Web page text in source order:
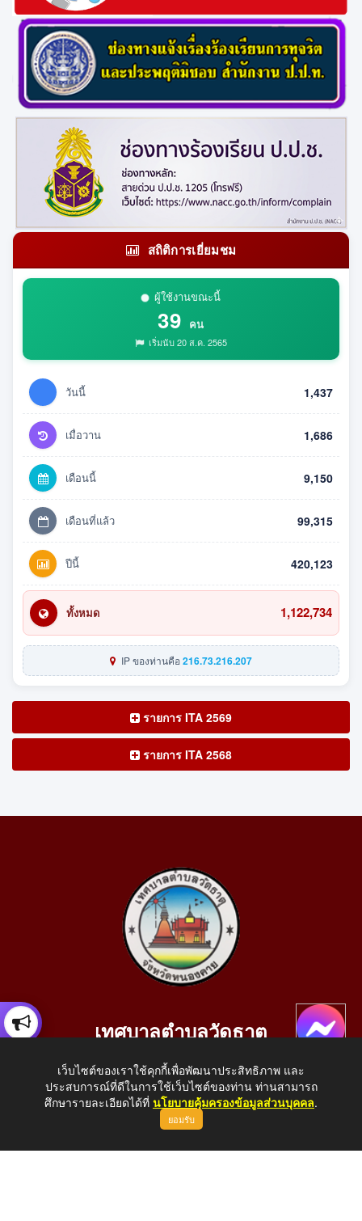
สถิติการเยี่ยมชม
ผู้ใช้งานขณะนี้
39 คน
เริ่มนับ 20 ส.ค. 2565
วันนี้ 1,437
เมื่อวาน 1,686
เดือนนี้ 9,150
เดือนที่แล้ว 99,315
ปีนี้ 420,123
ทั้งหมด 1,122,734
IP ของท่านคือ216.73.216.207
รายการ ITA 2569
รายการ ITA 2568
เทศบาลตำบลวัดธาตุ
อ.เมือง จ.หนองคาย 43000
โทรศัพท์: 042-414758 โทรสาร: 042-414759
E-Mail: saraban_05430110@dla.go.th
เว็บไซต์ของเราใช้คุกกี้เพื่อพัฒนาประสิทธิภาพ และ
ประสบการณ์ที่ดีในการใช้เว็บไซต์ของท่าน ท่านสามารถ
ศึกษารายละเอียดได้ที่ นโยบายคุ้มครองข้อมูลส่วนบุคคล.
ยอมรับ